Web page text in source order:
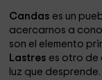
Candas es un
acercarnos a
son el elemento
Lastres es otro de
luz que